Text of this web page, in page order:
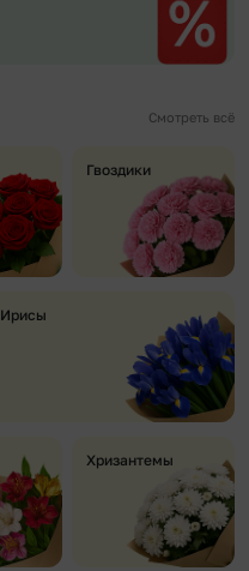
Смотреть всё
Гвоздики
Ирисы
Хризантемы